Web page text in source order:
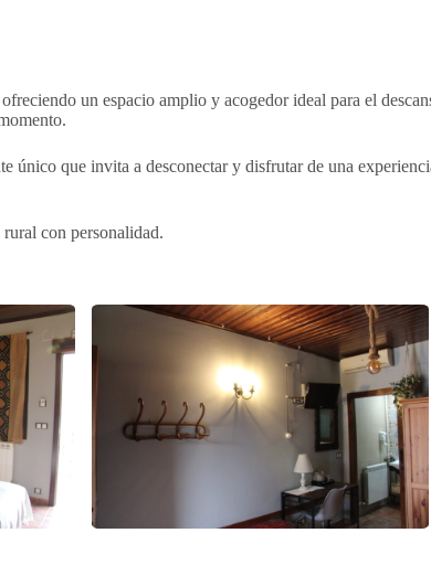
un espacio amplio y acogedor ideal para el
único que invita a desconectar y disfrutar de una
con personalidad.